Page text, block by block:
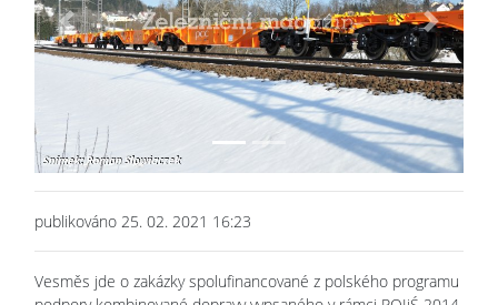
Previous Next
publikováno 25. 02. 2021 16:23
Vesměs jde o zakázky spolufinancované z polského programu